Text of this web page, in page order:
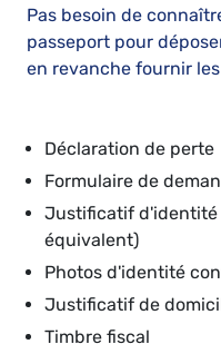
Pas besoin de
passeport pour
en revanche fournir
Déclaration de perte
Formulaire de
Justificatif d'identité
équivalent)
Photos d'identité
Justificatif de
Timbre fiscal